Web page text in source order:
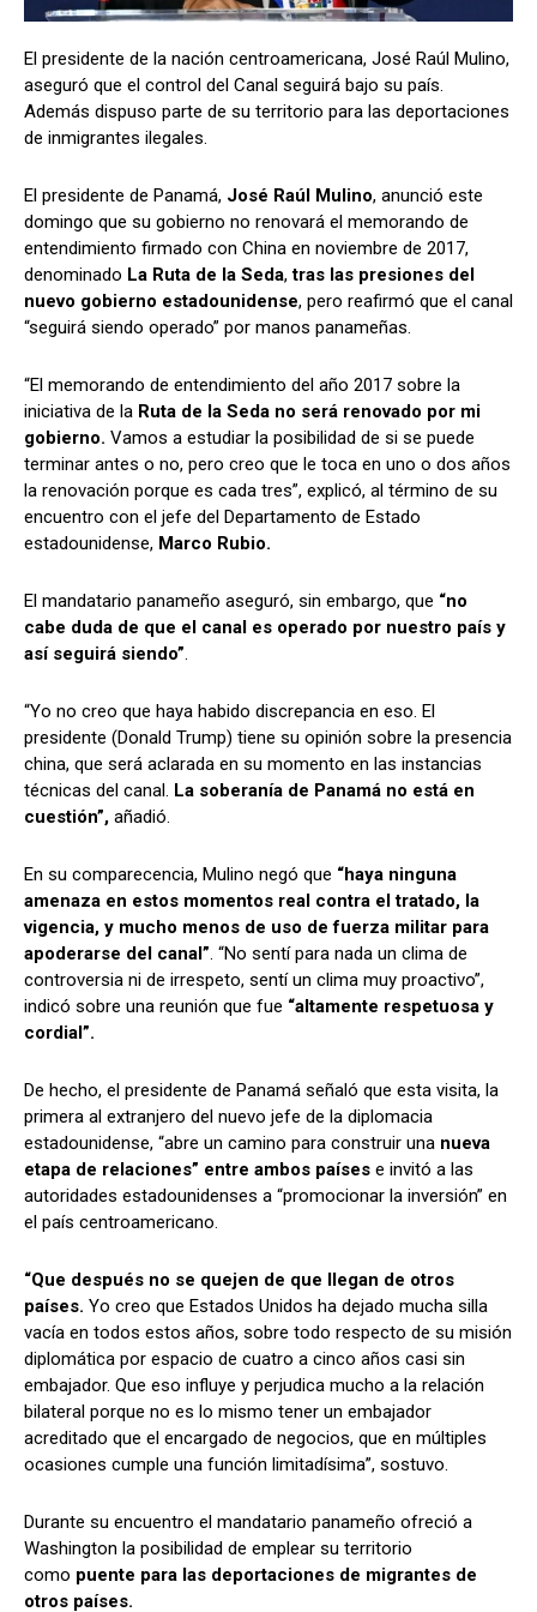
Comparta
Facebook WhatsApp
Síganos
Comparta
Facebook WhatsApp
Síganos
El presidente de la nación centroamericana, José Raúl Mulino,
aseguró que el control del Canal seguirá bajo su país.
Además dispuso parte de su territorio para las deportaciones
de inmigrantes ilegales.
El presidente de Panamá, José Raúl Mulino, anunció este
domingo que su gobierno no renovará el memorando de
entendimiento firmado con China en noviembre de 2017,
denominado La Ruta de la Seda,tras las presiones del
nuevo gobierno estadounidense, pero reafirmó que el canal
“seguirá siendo operado” por manos panameñas.
“El memorando de entendimiento del año 2017 sobre la
iniciativa de la Ruta de la Seda no será renovado por mi
gobierno. Vamos a estudiar la posibilidad de si se puede
terminar antes o no, pero creo que le toca en uno o dos años
la renovación porque es cada tres”, explicó, al término de su
encuentro con el jefe del Departamento de Estado
estadounidense, Marco Rubio.
El mandatario panameño aseguró, sin embargo, que “no
cabe duda de que el canal es operado por nuestro país y
así seguirá siendo”
“Yo no creo que haya habido discrepancia en eso. El
presidente (Donald Trump) tiene su opinión sobre la presencia
china, que será aclarada en su momento en las instancias
técnicas del canal. La soberanía de Panamá no está en
cuestión”, añadió.
En su comparecencia, Mulino negó que “haya ninguna
amenaza en estos momentos real contra el tratado, la
vigencia, y mucho menos de uso de fuerza militar para
apoderarse del canal” . “No sentí para nada un clima de
controversia ni de irrespeto, sentí un clima muy proactivo”,
indicó sobre una reunión que fue “altamente respetuosa y
cordial”.
De hecho, el presidente de Panamá señaló que esta visita, la
primera al extranjero del nuevo jefe de la diplomacia
estadounidense, “abre un camino para construir una nueva
etapa de relaciones” entre ambos países e invitó a las
autoridades estadounidenses a “promocionar la inversión” en
el país centroamericano.
“Que después no se quejen de que llegan de otros
países. Yo creo que Estados Unidos ha dejado mucha silla
vacía en todos estos años, sobre todo respecto de su misión
diplomática por espacio de cuatro a cinco años casi sin
embajador. Que eso influye y perjudica mucho a la relación
bilateral porque no es lo mismo tener un embajador
acreditado que el encargado de negocios, que en múltiples
ocasiones cumple una función limitadísima”, sostuvo.
Durante su encuentro el mandatario panameño ofreció a
Washington la posibilidad de emplear su territorio
como puente para las deportaciones de migrantes de
otros países.